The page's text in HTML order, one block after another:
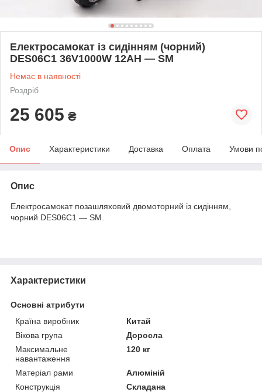
Електросамокат із сидінням (чорний)
DES06C1 36V1000W 12AH — SM
Немає в наявності
Роздріб
25 605 ₴
Опис Характеристики Доставка Оплата Умови
Опис
Електросамокат позашляховий двомоторний із сидінням,
чорний DES06C1 — SM.
Характеристики
Основні атрибути
Країна виробник
Китай
Вікова група
Доросла
Максимальне
навантаження
120 кг
Матеріал рами
Алюміній
Конструкція
Складана